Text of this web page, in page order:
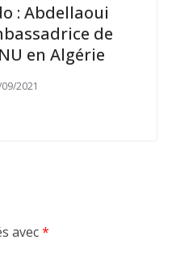
: Abdellaoui
de
en Algérie
2021
avec*